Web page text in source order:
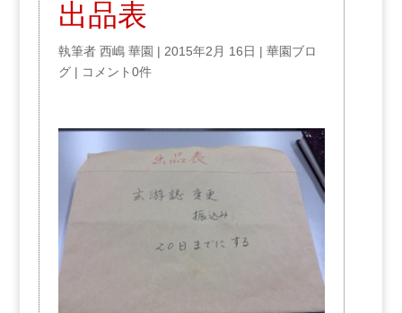
出品表
執筆者 西嶋 華園 | 2015年2月 16日 | 華園ブロ
グ| コメント0件